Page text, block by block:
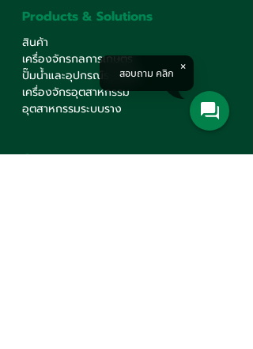
Products & Solutions
สินค้า
เครื่องจักรกลการเกษตร
ปั๊มน้ำและอุปกรณ์ระบบน้ำ
เครื่องจักรอุตสาหกรรม
อุตสาหกรรมระบบราง
Corporate
สอบถาม คลิก